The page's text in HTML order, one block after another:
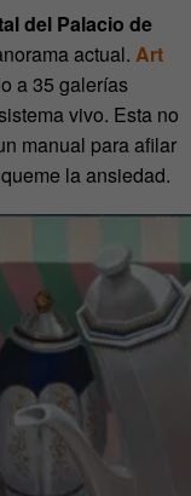
del Palacio de
actual. Art
a 35 galerías
vivo. Esta no
manual para afilar
la ansiedad.